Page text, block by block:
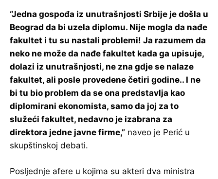
“Jedna gospođa iz unutrašnjosti Srbije je došla u
Beograd da bi uzela diplomu. Nije mogla da nađe
fakultet i tu su nastali problemi! Ja razumem da
neko ne može da nađe fakultet kada ga upisuje,
dolazi iz unutrašnjosti, ne zna gdje se nalaze
fakultet, ali posle provedene četiri godine.. I ne
bi tu bio problem da se ona predstavlja kao
diplomirani ekonomista, samo da joj za to
služeći fakultet, nedavno je izabrana za
direktora jedne javne firme,” naveo je Perić u
skupštinskoj debati.
Posljednje afere u kojima su akteri dva ministra